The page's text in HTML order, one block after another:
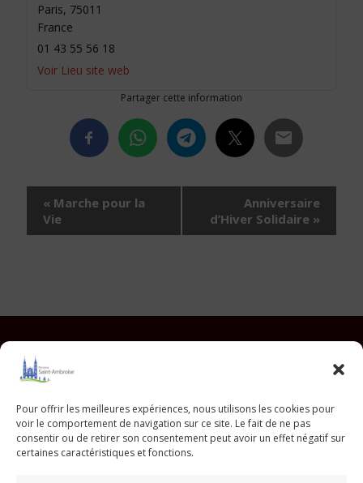
Pour offrir les meilleures expériences, nous utilisons les cookies pour
voir le comportement de navigation sur ce site. Le fait de ne pas
consentir ou de retirer son consentement peut avoir un effet négatif sur
certaines caractéristiques et fonctions.
Paris, 75011
France
01 43 55 56 18
Voir Lieu site web
Partager cette information
Navigation
Évènement
« Marche pour la
Vie
Anniversaire
d’Hiver Solidaire »
Paroisse Saint Ambroise
33 avenue Parmentier - 75011 Paris